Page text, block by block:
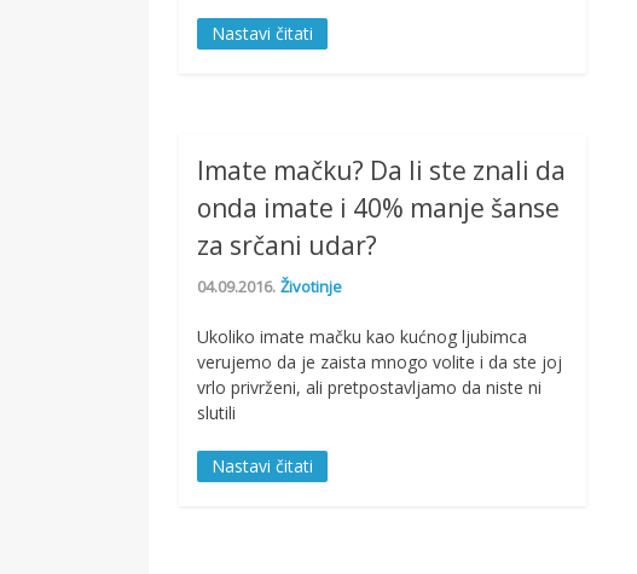
Nastavi čitati
Imate mačku? Da li ste znali da
onda imate i 40% manje šanse
za srčani udar?
04.09.2016. Životinje
Ukoliko imate mačku kao kućnog ljubimca
verujemo da je zaista mnogo volite i da ste joj
vrlo privrženi, ali pretpostavljamo da niste ni
slutili
Nastavi čitati